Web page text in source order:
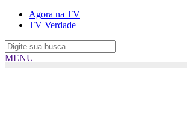
Agora na TV
TV Verdade
MENU